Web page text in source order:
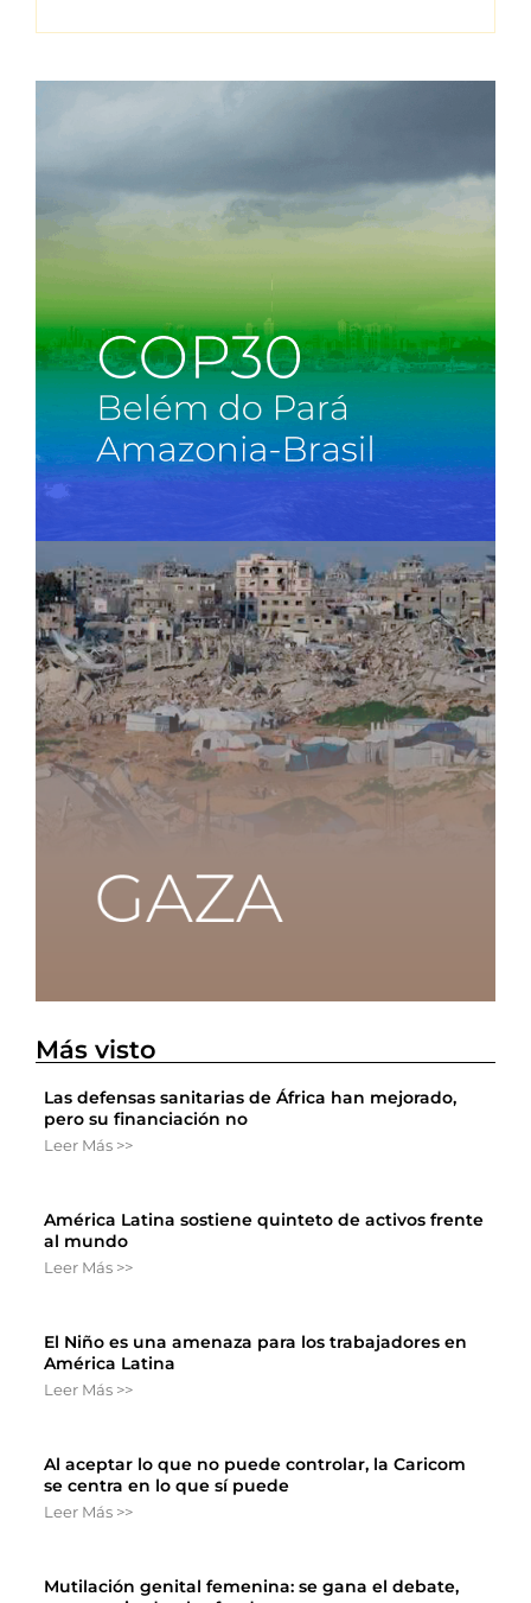
Más visto
Las defensas sanitarias de África han mejorado,
pero su financiación no
Leer Más >>
América Latina sostiene quinteto de activos frente
al mundo
Leer Más >>
El Niño es una amenaza para los trabajadores en
América Latina
Leer Más >>
Al aceptar lo que no puede controlar, la Caricom
se centra en lo que sí puede
Leer Más >>
Mutilación genital femenina: se gana el debate,